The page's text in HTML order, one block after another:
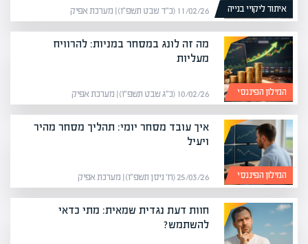
איתור ליקויי בנייה 11/02/26 (כ״ד שבט תשפ״ו) | מערכת אפיק
המילון הפיננסי
מה זה לונג במסחר במניות: להרוויח
מעליות
10/02/26 (כ״ג שבט תשפ״ו) | מערכת אפיק
המילון הפיננסי
איך עובד מסחר יומי: תהליך מסחר מהיר
ויעיל
25/03/26 (ח׳ ניסן תשפ״ו) | מערכת אפיק
חוות דעת נגדית שמאית: מתי כדאי
להשתמש?